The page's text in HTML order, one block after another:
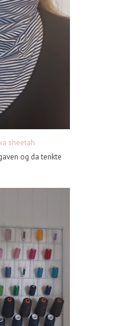
sheetah
og da tenkte